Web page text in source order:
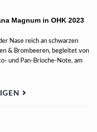
Magnum in OHK 2023
Nase reich an schwarzen
& Brombeeren, begleitet von
und Pan-Brioche-Note, am
einem langen Frucht-